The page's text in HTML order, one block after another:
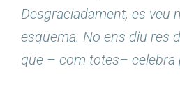
Desgraciadament, es veu
esquema. No ens diu res
que – com totes– celebra